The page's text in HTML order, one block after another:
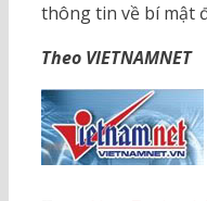
thông tin về bí mật
Theo VIETNAMNET